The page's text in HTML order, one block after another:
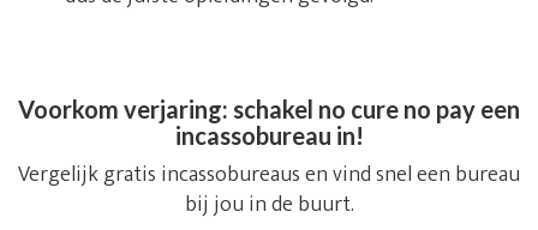
Voorkom verjaring: schakel no cure no pay een
incassobureau in!
Vergelijk gratis incassobureaus en vind snel een bureau
bij jou in de buurt.